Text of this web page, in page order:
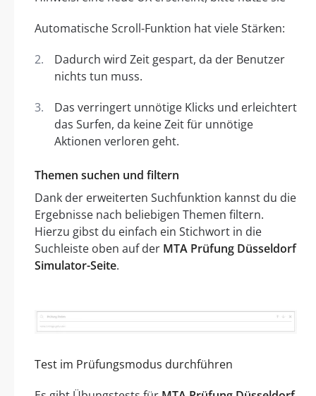
Automatische Scroll-Funktion hat viele Stärken:
Dadurch wird Zeit gespart, da der Benutzer
nichts tun muss.
Das verringert unnötige Klicks und erleichtert
das Surfen, da keine Zeit für unnötige
Aktionen verloren geht.
Themen suchen und filtern
Dank der erweiterten Suchfunktion kannst du die
Ergebnisse nach beliebigen Themen filtern.
Hierzu gibst du einfach ein Stichwort in die
Suchleiste oben auf der MTA Prüfung Düsseldorf
Simulator-Seite.
Test im Prüfungsmodus durchführen